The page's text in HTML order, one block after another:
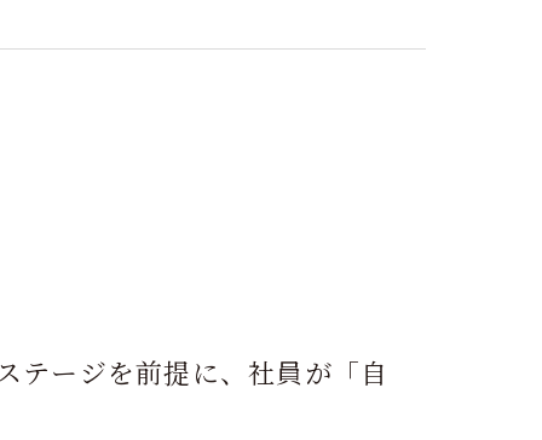
テージを前提に、社員が「自